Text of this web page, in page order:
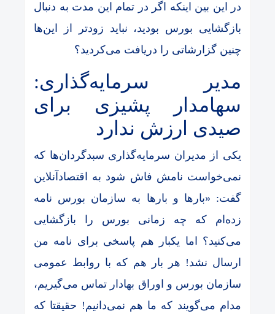
در این بین اینکه اگر در تمام این مدت به دنبال
بازگشایی بورس بودید، نباید زودتر از این‌ها
چنین گزارشاتی را دریافت می‌کردید؟
مدیر سرمایه‌گذاری:
سهامدار پشیزی برای
صیدی ارزش ندارد
یکی از مدیران سرمایه‌گذاری سبدگردان‌ها که
نمی‌خواست نامش فاش شود به اقتصادآنلاین
گفت: «بارها و بارها به سازمان بورس نامه
زده‌ام که چه زمانی بورس را بازگشایی
می‌کنید؟ اما یکبار هم پاسخی برای نامه من
ارسال نشد! هر بار هم که با روابط عمومی
سازمان بورس و اوراق بهادار تماس می‌گیریم،
مدام می‌گویند که ما هم نمی‌دانیم! حقیقتا که